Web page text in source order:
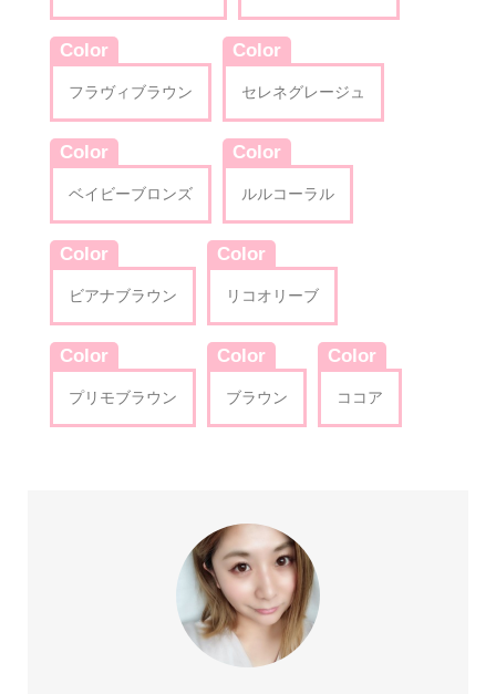
Color
フラヴィブラウン
Color
セレネグレージュ
Color
ベイビーブロンズ
Color
ルルコーラル
Color
ビアナブラウン
Color
リコオリーブ
Color
プリモブラウン
Color
ブラウン
Color
ココア